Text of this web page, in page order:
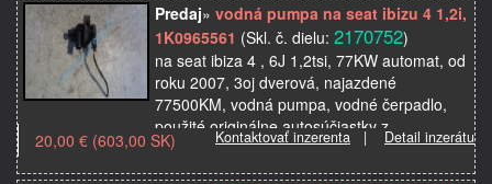
Predaj» vodná pumpa na seat ibizu 4 1,2i,
1K0965561 (Skl. č. dielu: 2170752)
na seat ibiza 4 , 6J 1,2tsi, 77KW automat, od
roku 2007, 3oj dverová, najazdené
77500KM, vodná pumpa, vodné čerpadlo,
použité originálne autosúčiastky z
autovrakoviskaKontaktovať inzerenta | Detail inzerátu
20,00 € (603,00 SK)